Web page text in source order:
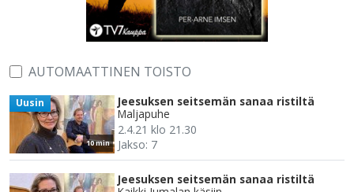
AUTOMAATTINEN TOISTO
10 min
Uusin
Jeesuksen seitsemän sanaa ristiltä
Maljapuhe
2.4.21 klo 21.30
Jakso: 7
Jeesuksen seitsemän sanaa ristiltä